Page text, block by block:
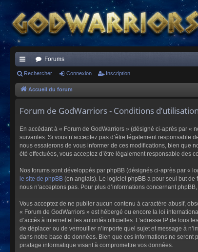
ac
co
s
Forums
Rechercher Connexion Inscription
Accueil du forum
Forum de GodWarriors - Conditions d’utilisation
En accédant à « Forum de GodWarriors » (désigné ci-après par «
suivantes. Si vous n’acceptez pas d’être légalement responsable
nous essaierons de vous informer de ces modifications, bien que
été effectuées, vous acceptez d’être légalement responsable des
Nos forums sont développés par phpBB (désignés ci-après par «
le site de phpBB (en anglais). Le logiciel phpBB a pour seul but
nous n’acceptons pas. Pour plus d’informations concernant
Vous acceptez de ne publier aucun contenu à caractère abusif,
« Forum de GodWarriors » est hébergé ou encore la loi
d’accès à internet et les autorités officielles. L’adresse IP de tous
de déplacer ou de verrouiller n’importe quel sujet et message à
dans notre base de données. Bien que ces informations ne seront
piratage informatique visant à compromettre vos données.